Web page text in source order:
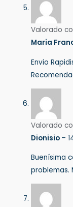
Valorado
Maria
Envio
Valorado
Dionisio –
Buenísima
problemas.